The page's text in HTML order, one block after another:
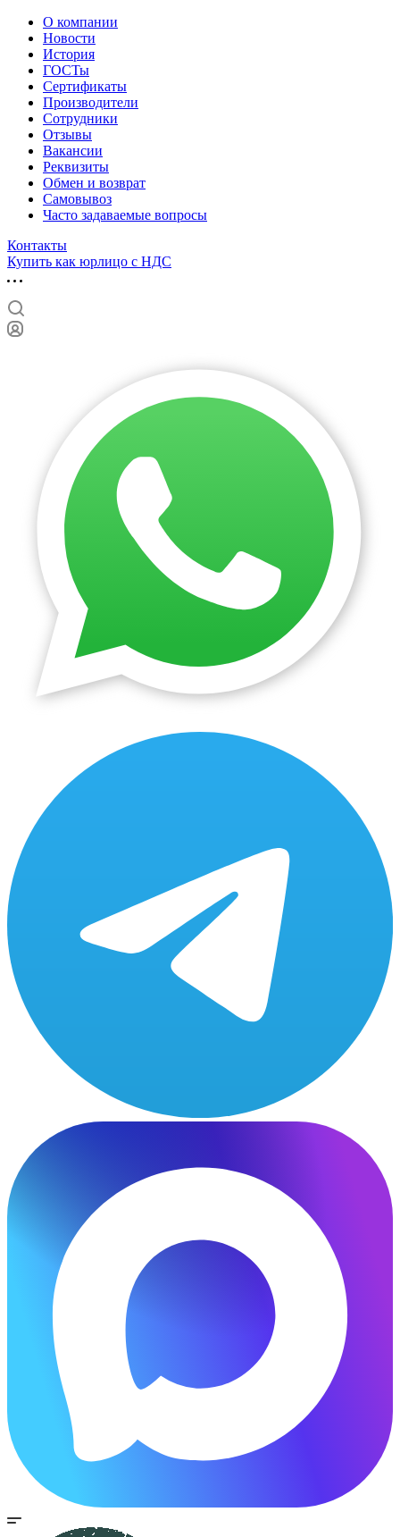
О компании
Новости
История
ГОСТы
Сертификаты
Производители
Сотрудники
Отзывы
Вакансии
Реквизиты
Обмен и возврат
Самовывоз
Часто задаваемые вопросы
Контакты
Купить как юрлицо с НДС